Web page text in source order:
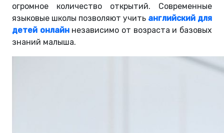
огромное количество открытий. Современные
языковые школы позволяют учить английский для
детей онлайн независимо от возраста и базовых
знаний малыша.